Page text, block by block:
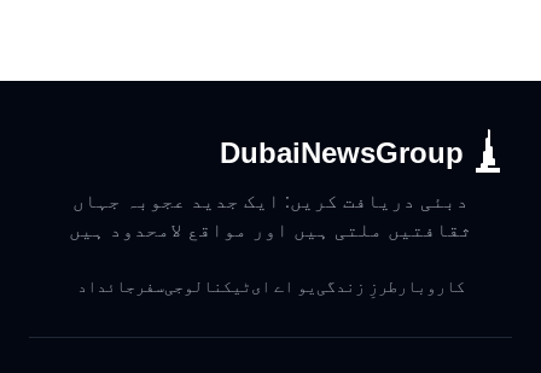
DubaiNewsGroup
دبئی دریافت کریں: ایک جدید عجوبہ جہاں
ثقافتیں ملتی ہیں اور مواقع لامحدود ہیں
کاروبار طرزِ زندگی یو اے ایٹیکنالوجیسفر جائداد